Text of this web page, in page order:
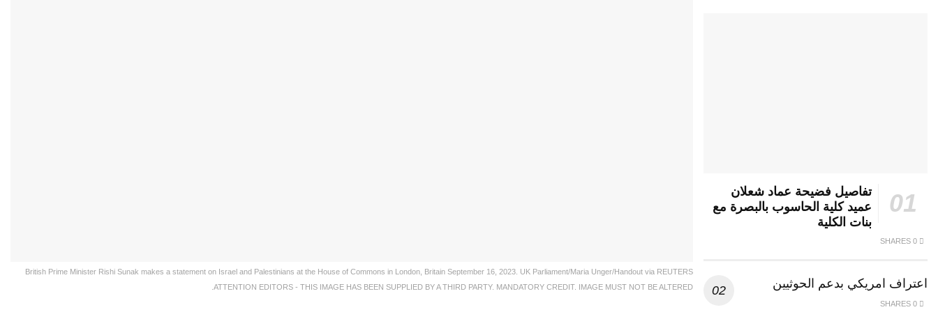
British Prime Minister Rishi Sunak makes a statement on Israel and Palestinians at the House of Commons in London, Britain September 16, 2023. UK Parliament/Maria Unger/Handout via REUTERS
ATTENTION EDITORS - THIS IMAGE HAS BEEN SUPPLIED BY A THIRD PARTY. MANDATORY CREDIT. IMAGE MUST NOT BE ALTERED.
تفاصيل فضيحة عماد شعلان
عميد كلية الحاسوب بالبصرة مع
بنات الكلية
اعتراف امريكي بدعم الحوثيين